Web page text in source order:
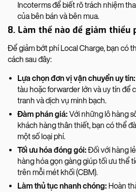
Incoterms để biết rõ trách nhiệm
của bên bán và bên mua.
8. Làm thế nào để giảm thiểu
Để giảm bớt phí Local Charge, bạn có
cách sau đây:
Lựa chọn đơn vị vận chuyển uy tín:
tàu hoặc forwarder lớn và uy tín để
tranh và dịch vụ minh bạch.
Đàm phán giá: Với những lô hàng
khách hàng thân thiết, bạn có thể
một số loại phí.
Tối ưu hóa đóng gói:Đối với hàng
hàng hóa gọn gàng giúp tối ưu thể
trên mỗi mét khối (CBM).
Làm thủ tục nhanh chóng: Hoàn